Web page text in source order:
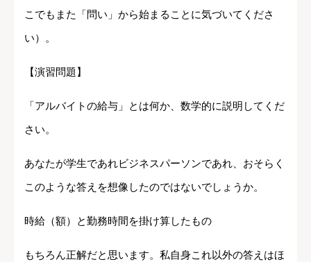
こでもまた「問い」から始まることに気づいてくださ
い）。
【演習問題】
「アルバイトの給与」とは何か、数学的に説明してくだ
さい。
あなたが学生であれビジネスパーソンであれ、おそらく
このような答えを想像したのではないでしょうか。
時給（額）と勤務時間を掛け算したもの
もちろん正解だと思います。私自身これ以外の答えはほ